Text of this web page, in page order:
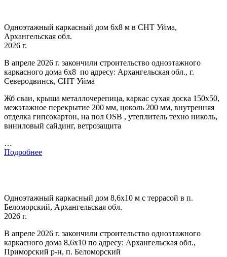
Одноэтажный каркасный дом 6х8 м в СНТ Уйма,
Архангельская обл.
2026 г.
В апреле 2026 г. закончили строительство одноэтажного
каркасного дома 6х8 по адресу: Архангельская обл., г.
Северодвинск, СНТ Уйма
Жб сваи, крыша металлочерепица, каркас сухая доска 150х50,
межэтажное перекрытие 200 мм, цоколь 200 мм, внутренняя
отделка гипсокартон, на пол OSB , утеплитель техно николь,
виниловый сайдинг, ветрозащита
…
Подробнее
Одноэтажный каркасный дом 8,6х10 м с террасой в п.
Беломорский, Архангельская обл.
2026 г.
В апреле 2026 г. закончили строительство одноэтажного
каркасного дома 8,6х10 по адресу: Архангельская обл.,
Приморский р-н, п. Беломорский